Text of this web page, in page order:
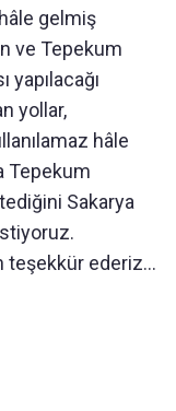
gelmiş
ve Tepekum
yollar,
hâle
Tepekum
Sakarya
teşekkür ederiz...